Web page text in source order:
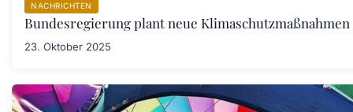
NACHRICHTEN
Bundesregierung plant neue Klimaschutzmaßnahmen
23. Oktober 2025